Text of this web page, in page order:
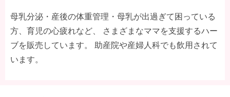
母乳分泌・産後の体重管理・母乳が出過ぎて困っている
方、育児の心疲れなど、 さまざまなママを支援するハー
ブを販売しています。 助産院や産婦人科でも飲用されて
います。